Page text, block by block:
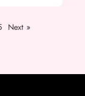
Next »